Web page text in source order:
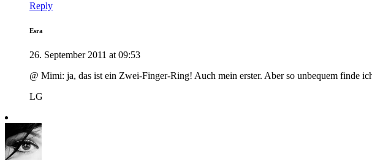
Reply
Esra
26. September 2011 at 09:53
@ Mimi: ja, das ist ein Zwei-Finger-Ring! Auch mein erster. Aber so unbequem finde
LG